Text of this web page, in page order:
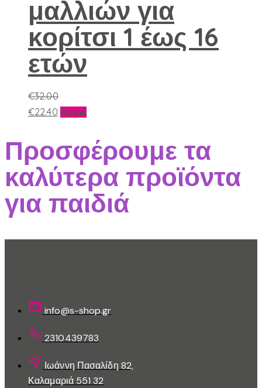
να
επιλεγούν
στη
σελίδα
του
μαλλιών για
κορίτσι 1 έως 16
ετών
€32.00
€22.40 ΑγοράΑυτό
προϊόν
έχει
πολλαπλές
παραλλαγές.
Οι
του
Προσφέρουμε τα
καλύτερα προϊόντα
για παιδιά
info@s-shop.gr
2310439783
Ιωάννη Πασαλίδη 82,
Καλαμαριά 551 32